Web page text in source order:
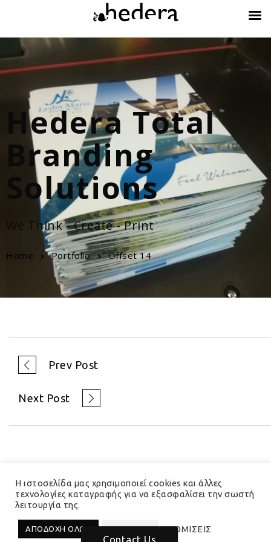
Hedera Total
Branding
Solutions
We Think - Create - Print
Home Portfolio Offset 14
Prev Post
Next Post
© 2023 Hedera Total Branding Solutions
Η ιστοσελίδα μας χρησιμοποιεί cookies και άλλες
τεχνολογίες καταγραφής για να εξασφαλίσει την σωστή
λειτουργία της.
ΑΠΟΔΟΧΗ ΟΛΩΝ ΑΠΟΡΡΙΨΗ ΡΥΘΜΙΣΕΙΣ